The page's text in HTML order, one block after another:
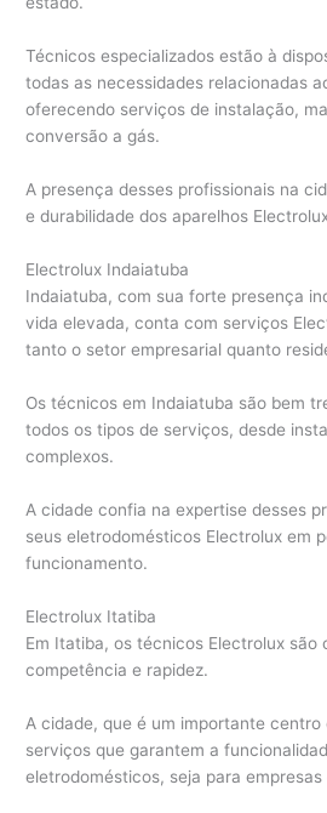
Técnicos especializados estão à
todas as necessidades relacionadas
oferecendo serviços de instalação,
conversão a gás.
A presença desses profissionais na
e durabilidade dos aparelhos
Electrolux Indaiatuba
Indaiatuba, com sua forte presença
vida elevada, conta com serviços
tanto o setor empresarial quanto
Os técnicos em Indaiatuba são bem
todos os tipos de serviços, desde
complexos.
A cidade confia na expertise desses
seus eletrodomésticos Electrolux em
funcionamento.
Electrolux Itatiba
Em Itatiba, os técnicos Electrolux são
competência e rapidez.
A cidade, que é um importante centro
serviços que garantem a
eletrodomésticos, seja para empresas